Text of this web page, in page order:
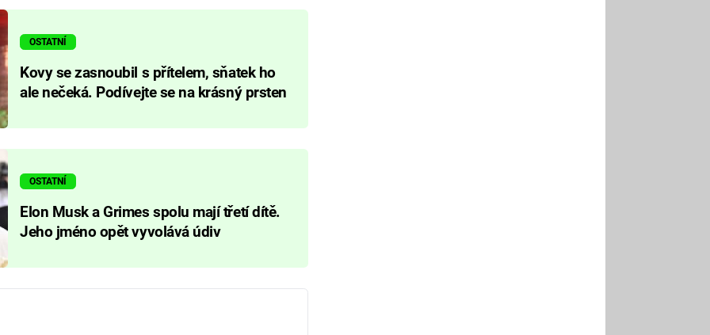
OSTATNÍ
Kovy se zasnoubil s přítelem, sňatek ho
ale nečeká. Podívejte se na krásný prsten
OSTATNÍ
Elon Musk a Grimes spolu mají třetí dítě.
Jeho jméno opět vyvolává údiv